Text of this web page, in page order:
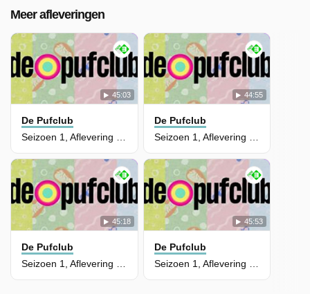
Meer afleveringen
45:03
De Pufclub
Seizoen 1, Aflevering 4 - Wat een bevallingen
44:55
De Pufclub
Seizoen 1, Aflevering 3 - Van pufcursus naar praktijk
45:18
De Pufclub
45:53
De Pufclub